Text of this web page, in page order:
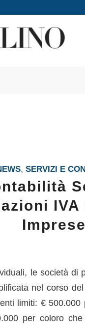
, SERVIZI E
le società di
nel corso
limiti: €
per coloro